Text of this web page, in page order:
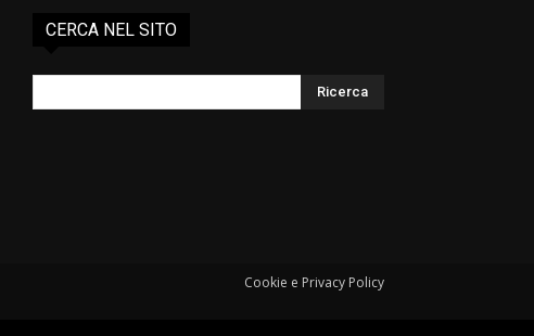
CERCA NEL SITO
Cookie e Privacy Policy